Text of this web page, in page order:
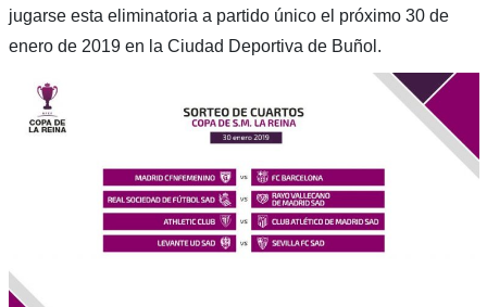
jugarse esta eliminatoria a partido único el próximo 30 de
enero de 2019 en la Ciudad Deportiva de Buñol.